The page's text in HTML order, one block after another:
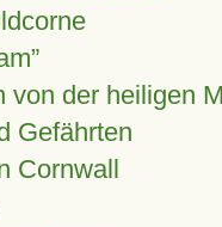
von der heiligen
Gefährten
Cornwall